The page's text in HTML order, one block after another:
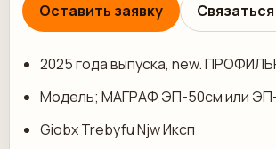
Оставить заявку
2025 года выпуска, new.
Модель; МАГРАФ ЭП-50см или
Giobx Trebyfu Njw Иксп